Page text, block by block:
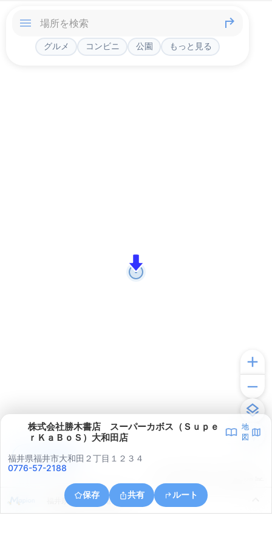
グルメ コンビニ 公園 もっと見る
株式会社勝木書店 スーパーカボス（Ｓｕｐｅ
ｒＫａＢｏＳ）大和田店
地
図
福井県福井市大和田２丁目１２３４
0776-57-2188
保存 共有 ルート
福井県福井市八重巻中町
アプリで見る